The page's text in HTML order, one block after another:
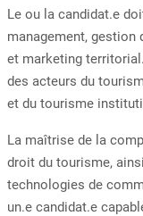
Le ou la candidat.e
management, gestion
et marketing
des acteurs du
et du tourisme
La maîtrise de la
droit du tourisme,
technologies de
un.e candidat.e